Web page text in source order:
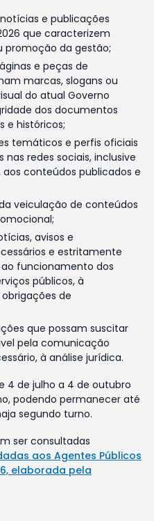
e publicações
que caracterizem
promoção da gestão;
e peças de
marcas, slogans ou
do atual Governo
dos documentos
e históricos;
temáticos e perfis oficiais
redes sociais, inclusive
conteúdos publicados e
veiculação de conteúdos
avisos e
e estritamente
funcionamento dos
públicos, à
de
que possam suscitar
pela comunicação
à análise jurídica.
4 de julho a 4 de outubro
podendo permanecer até
segundo turno.
ser consultadas
aos Agentes Públicos
elaborada pela